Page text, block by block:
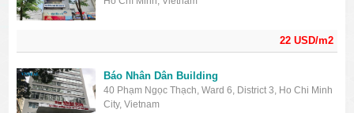
22 USD/m2
Báo Nhân Dân Building
40 Phạm Ngọc Thạch, Ward 6, District 3, Ho Chi Minh
City, Vietnam